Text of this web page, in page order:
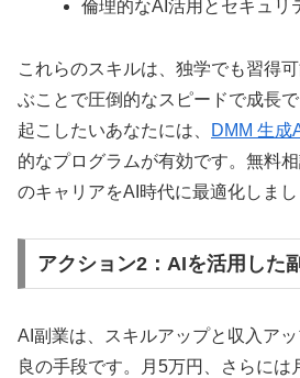
倫理的なAI活用とセキュリ
これらのスキルは、独学でも習得
ぶことで圧倒的なスピードで成長
起こしたいあなたには、
DMM 生成
的なプログラムが有効です。無料
のキャリアをAI時代に最適化しまし
アクション2：AIを活用した
AI副業は、スキルアップと収入ア
良の手段です。月5万円、さらには